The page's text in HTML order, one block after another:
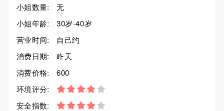
小姐数量:
无
小姐年龄:
30岁-40岁
营业时间:
自己约
消费日期:
昨天
消费价格:
600
环境评分:
安全指数: